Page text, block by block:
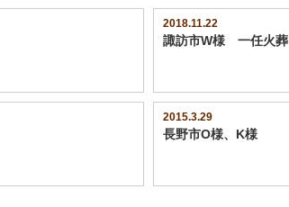
2018.11.22
諏訪市W様 一任火葬
2015.3.29
長野市O様、K様